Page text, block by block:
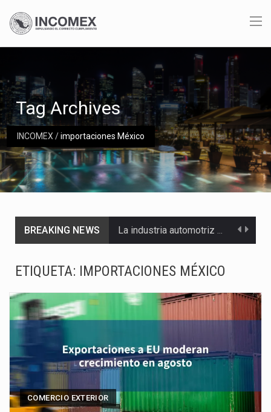
INCOMEX/importaciones México
Tag Archives
BREAKING NEWS
ETIQUETA: IMPORTACIONES MÉXICO
COMERCIO EXTERIOR